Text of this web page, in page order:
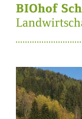
BIOhof